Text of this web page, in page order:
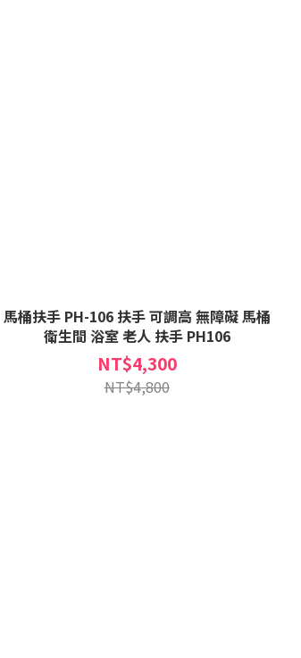
馬桶扶手 PH-106 扶手 可調高 無障礙 馬桶
衛生間 浴室 老人 扶手 PH106
NT$4,300
NT$4,800